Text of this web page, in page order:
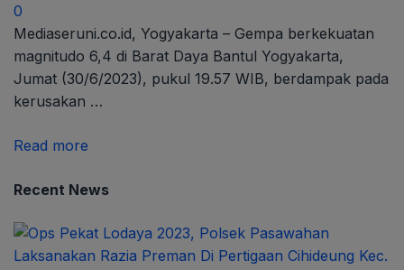
0
Mediaseruni.co.id, Yogyakarta – Gempa berkekuatan
magnitudo 6,4 di Barat Daya Bantul Yogyakarta,
Jumat (30/6/2023), pukul 19.57 WIB, berdampak pada
kerusakan …
Read more
Recent News